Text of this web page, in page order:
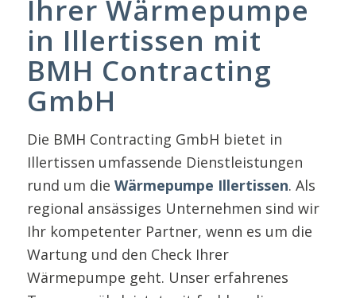
Ihrer Wärmepumpe
in Illertissen mit
BMH Contracting
GmbH
Die BMH Contracting GmbH bietet in
Illertissen umfassende Dienstleistungen
rund um die Wärmepumpe Illertissen. Als
regional ansässiges Unternehmen sind wir
Ihr kompetenter Partner, wenn es um die
Wartung und den Check Ihrer
Wärmepumpe geht. Unser erfahrenes